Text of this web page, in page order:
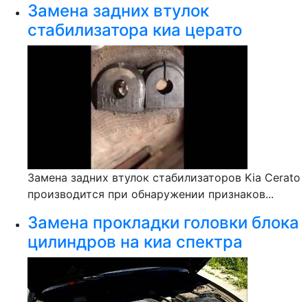
Замена задних втулок
стабилизатора киа церато
Замена задних втулок стабилизаторов Kia Cerato
производится при обнаружении признаков...
Замена прокладки головки блока
цилиндров на киа спектра